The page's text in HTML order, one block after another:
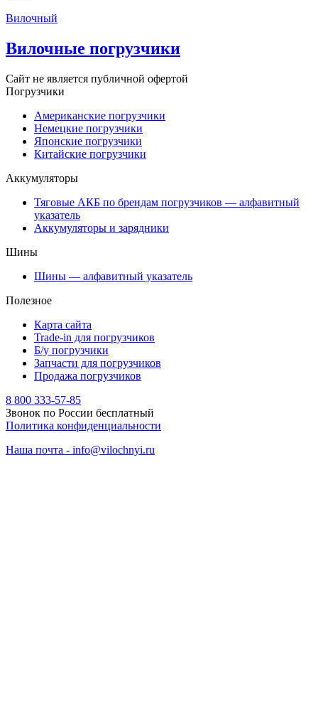
Вилочный
Вилочные погрузчики
Сайт не является публичной офертой
Погрузчики
Американские погрузчики
Немецкие погрузчики
Японские погрузчики
Китайские погрузчики
Аккумуляторы
Тяговые АКБ по брендам погрузчиков — алфавитный
указатель
Аккумуляторы и зарядники
Шины
Шины — алфавитный указатель
Полезное
Карта сайта
Trade-in для погрузчиков
Б/у погрузчики
Запчасти для погрузчиков
Продажа погрузчиков
8 800 333-57-85
Звонок по России бесплатный
Политика конфиденциальности
Наша почта - info@vilochnyi.ru